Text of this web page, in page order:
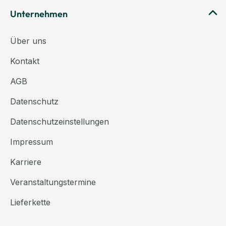
Unternehmen
Über uns
Kontakt
AGB
Datenschutz
Datenschutzeinstellungen
Impressum
Karriere
Veranstaltungstermine
Lieferkette